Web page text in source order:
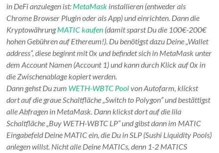
in DeFi anzulegen ist: MetaMask installieren (entweder als
Chrome Browser Plugin oder als App) und einrichten. Dann die
KryptowährungMATIC kaufen (damit sparst Du die 100€-200€
hohen Gebühren auf Ethereum!). Du benötigst dazu Deine „Wallet
address“, diese beginnt mit 0x und befindet sich in MetaMask unter
dem Account Namen (Account 1) und kann durch Klick auf 0x in
die Zwischenablage kopiert werden.
Dann gehst Du zum WETH-WBTC Poolvon Autofarm, klickst
dort auf die graue Schaltfläche „Switch to Polygon“ und bestättigst
alle Abfragen in MetaMask. Dann klickst dort auf die lila
Schaltfläche „Buy WETH-WBTC LP“ und gibst dann im MATIC
Eingabefeld Deine MATIC ein, die Du in SLP (Sushi Liquidity Pools)
anlegen willst. Nicht alle Deine MATICs, denn 1-2 MATICS